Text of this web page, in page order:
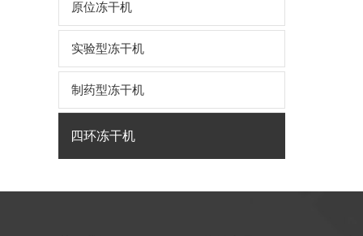
原位冻干机
实验型冻干机
制药型冻干机
四环冻干机